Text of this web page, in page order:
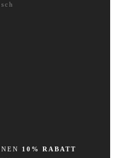
10% RABATT